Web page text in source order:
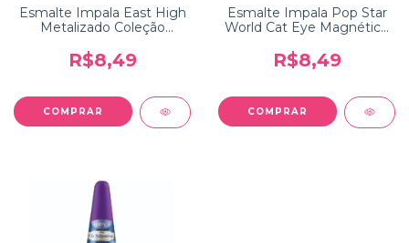
Esmalte Impala East High
Metalizado Coleção
School Musical
R$8,49
Esmalte Impala Pop Star
World Cat Eye Magnético
Hannah Montana
R$8,49